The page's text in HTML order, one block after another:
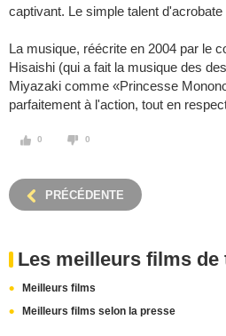
captivant. Le simple talent
La musique, réécrite en 2004 par le
Hisaishi (qui a fait la musique des
Miyazaki comme «Princesse
parfaitement à l'action, tout en
0 0
PRÉCÉDENTE
Les meilleurs films de
Meilleurs films
Meilleurs films selon la presse